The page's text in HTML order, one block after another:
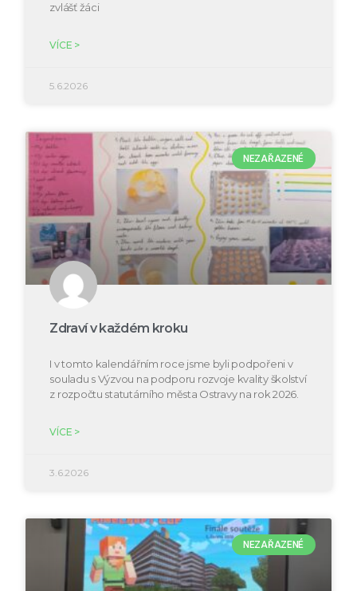
zvlášť žáci
VÍCE >
5.6.2026
NEZAŘAZENÉ
Zdraví v každém kroku
I v tomto kalendářním roce jsme byli podpořeni v
souladu s Výzvou na podporu rozvoje kvality školství
z rozpočtu statutárního města Ostravy na rok 2026.
VÍCE >
3.6.2026
NEZAŘAZENÉ